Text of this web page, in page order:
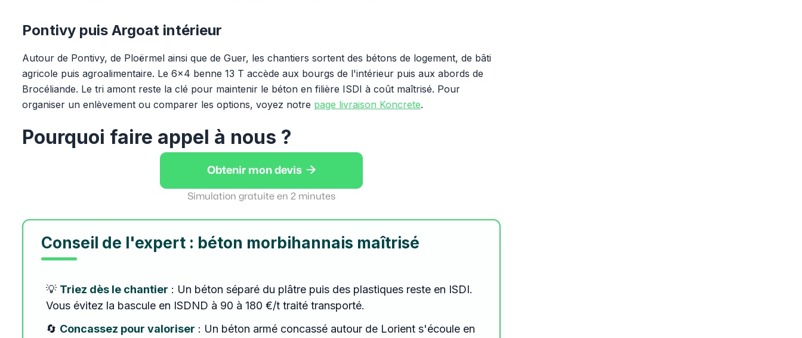
Pontivy puis Argoat intérieur
Autour de Pontivy, de Ploërmel ainsi que de Guer, les chantiers sortent des bétons de logement, de bâti
agricole puis agroalimentaire. Le 6x4 benne 13 T accède aux bourgs de l'intérieur puis aux abords de
Brocéliande. Le tri amont reste la clé pour maintenir le béton en filière ISDI à coût maîtrisé. Pour
organiser un enlèvement ou comparer les options, voyez notre page livraison Koncrete.
Pourquoi faire appel à nous ?
Obtenir mon devis 
Simulation gratuite en 2 minutes
Conseil de l'expert : béton morbihannais maîtrisé
💡 Triez dès le chantier : Un béton séparé du plâtre puis des plastiques reste en ISDI.
Vous évitez la bascule en ISDND à 90 à 180 €/t traité transporté.
🔄 Concassez pour valoriser : Un béton armé concassé autour de Lorient s'écoule en